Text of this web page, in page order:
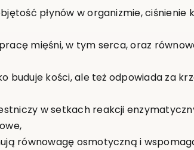
płynów w organizmie,
mięśni, w tym serca, oraz
buduje kości, ale też odpowiada za
w setkach reakcji
równowagę osmotyczną i